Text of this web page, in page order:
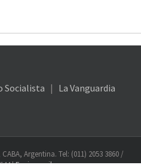
Socialista | La Vanguardia
Argentina. Tel: (011) 2053 3860 /